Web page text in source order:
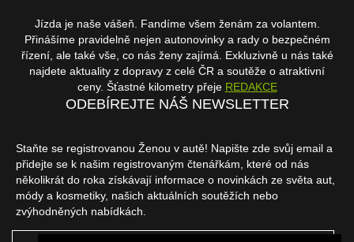
Jízda je naše vášeň. Fandíme všem ženám za volantem.
Přinášíme pravidelně nejen autonovinky a rady o bezpečném
řízení, ale také vše, co nás ženy zajímá. Exkluzivně u nás také
najdete aktuality z dopravy z celé ČR a soutěže o atraktivní
ceny. Šťastné kilometry přeje REDAKCE
ODEBÍREJTE NÁŠ NEWSLETTER
Staňte se registrovanou Ženou v autě! Napište zde svůj email a
přidejte se k našim registrovaným čtenářkám, které od nás
několikrát do roka získávají informace o novinkách ze světa aut,
módy a kosmetiky, našich aktuálních soutěžích nebo
zvýhodněných nabídkách.